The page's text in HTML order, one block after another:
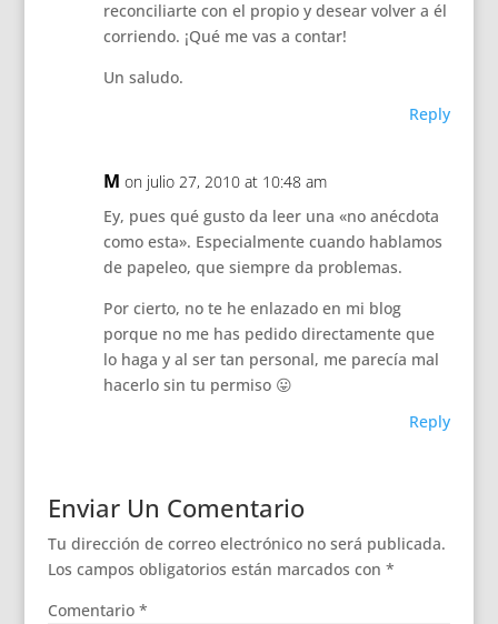
reconciliarte con el propio y desear volver a él
corriendo. ¡Qué me vas a contar!
Un saludo.
Reply
M on julio 27, 2010 at 10:48 am
Ey, pues qué gusto da leer una «no anécdota
como esta». Especialmente cuando hablamos
de papeleo, que siempre da problemas.
Por cierto, no te he enlazado en mi blog
porque no me has pedido directamente que
lo haga y al ser tan personal, me parecía mal
hacerlo sin tu permiso 😛
Reply
Enviar Un Comentario
Tu dirección de correo electrónico no será publicada.
Los campos obligatorios están marcados con *
Comentario *